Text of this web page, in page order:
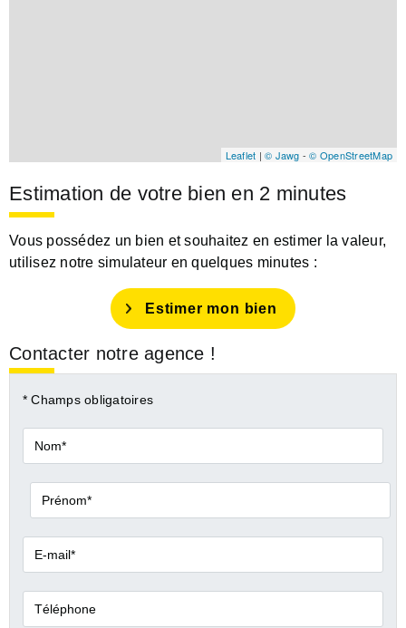
Leaflet | © Jawg -© OpenStreetMap
Estimation de votre bien en 2 minutes
Vous possédez un bien et souhaitez en estimer la valeur,
utilisez notre simulateur en quelques minutes :
Estimer mon bien
Contacter notre agence !
* Champs obligatoires
Nom*
Prénom*
E-
mail*
Téléphone